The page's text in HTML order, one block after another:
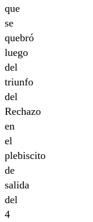
que
se
quebró
luego
del
triunfo
del
Rechazo
en
el
plebiscito
de
salida
del
4